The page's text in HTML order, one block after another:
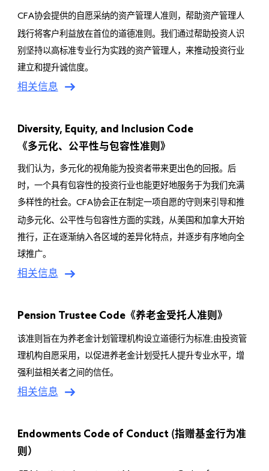
CFA协会提供的自愿采纳的资产管理人准则，帮助资产管理人
践行将客户利益放在首位的道德准则。我们通过帮助投资人识
别坚持以高标准专业行为实践的资产管理人，来推动投资行业
建立和提升诚信度。
相关信息
Diversity, Equity, and Inclusion Code
《多元化、公平性与包容性准则》
我们认为，多元化的视角能为投资者带来更出色的回报。后
时，一个具有包容性的投资行业也能更好地服务于为我们充满
多样性的社会。 CFA协会正在制定一项自愿的守则来引导和推
动多元化、公平性与包容性方面的实践，从美国和加拿大开始
推行，正在逐渐纳入各区域的差异化特点，并逐步有序地向全
球推广。
相关信息
Pension Trustee Code《养老金受托人准则》
该准则旨在为养老金计划管理机构设立道德行为标准;由投资管
理机构自愿采用，以促进养老金计划受托人提升专业水平，增
强利益相关者之间的信任。
相关信息
Endowments Code of Conduct (指赠基金行为准
则）